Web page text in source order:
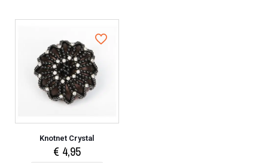
Knotnet Crystal
€ 4,95